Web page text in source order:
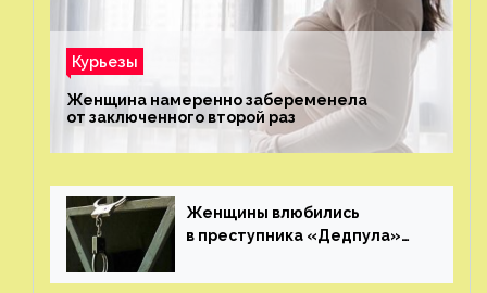
Курьезы
Женщина намеренно забеременела
от заключенного второй раз
Женщины влюбились
в преступника «Дедпула»
ему жизнь